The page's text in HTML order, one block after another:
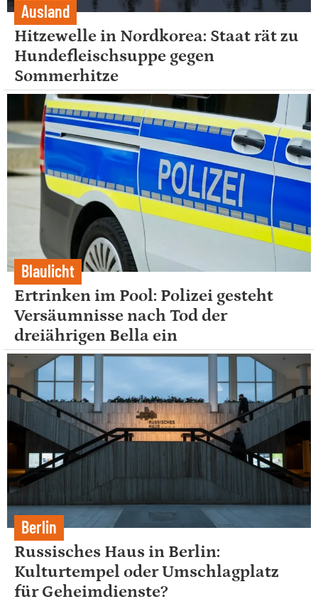
Ausland
Hitzewelle in Nordkorea: Staat rät zu
Hundefleischsuppe gegen
Sommerhitze
Blaulicht
Ertrinken im Pool: Polizei gesteht
Versäumnisse nach Tod der
dreiährigen Bella ein
Berlin
Russisches Haus in Berlin:
Kulturtempel oder Umschlagplatz
für Geheimdienste?